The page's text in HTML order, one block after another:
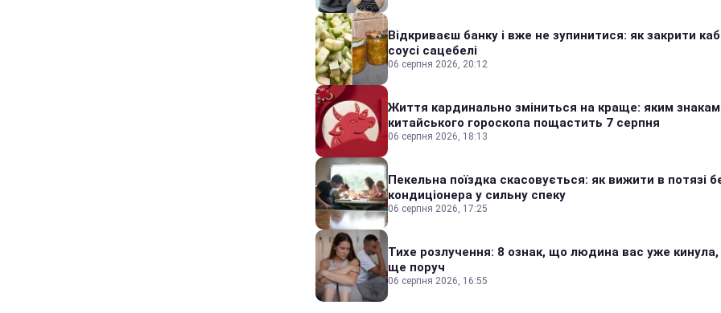
Відкриваєш банку і вже не зупинитися: як закрити
соусі сацебелі
06 серпня 2026, 20:12
Життя кардинально зміниться на краще: яким знакам
китайського гороскопа пощастить 7 серпня
06 серпня 2026, 18:13
Пекельна поїздка скасовується: як вижити в потязі
кондиціонера у сильну спеку
06 серпня 2026, 17:25
Тихе розлучення: 8 ознак, що людина вас уже кинула,
ще поруч
06 серпня 2026, 16:55